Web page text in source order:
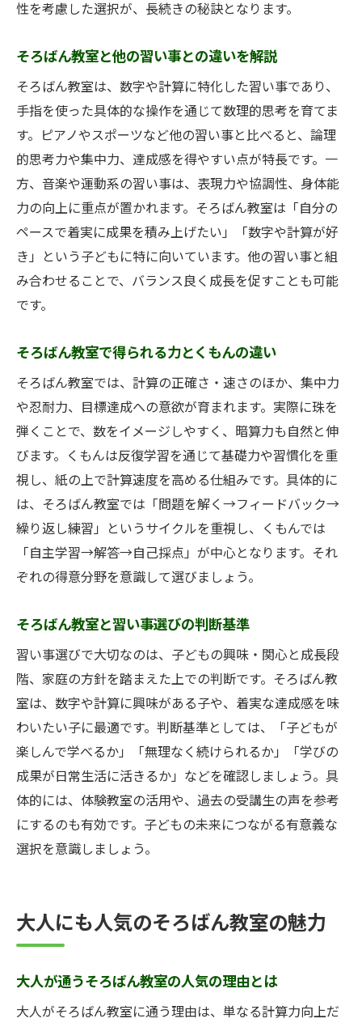
性を考慮した選択が、長続きの秘訣となります。
そろばん教室と他の習い事との違いを解説
そろばん教室は、数字や計算に特化した習い事であり、
手指を使った具体的な操作を通じて数理的思考を育てま
す。ピアノやスポーツなど他の習い事と比べると、論理
的思考力や集中力、達成感を得やすい点が特長です。一
方、音楽や運動系の習い事は、表現力や協調性、身体能
力の向上に重点が置かれます。そろばん教室は「自分の
ペースで着実に成果を積み上げたい」「数字や計算が好
き」という子どもに特に向いています。他の習い事と組
み合わせることで、バランス良く成長を促すことも可能
です。
そろばん教室で得られる力とくもんの違い
そろばん教室では、計算の正確さ・速さのほか、集中力
や忍耐力、目標達成への意欲が育まれます。実際に珠を
弾くことで、数をイメージしやすく、暗算力も自然と伸
びます。くもんは反復学習を通じて基礎力や習慣化を重
視し、紙の上で計算速度を高める仕組みです。具体的に
は、そろばん教室では「問題を解く→フィードバック→
繰り返し練習」というサイクルを重視し、くもんでは
「自主学習→解答→自己採点」が中心となります。それ
ぞれの得意分野を意識して選びましょう。
そろばん教室と習い事選びの判断基準
習い事選びで大切なのは、子どもの興味・関心と成長段
階、家庭の方針を踏まえた上での判断です。そろばん教
室は、数字や計算に興味がある子や、着実な達成感を味
わいたい子に最適です。判断基準としては、「子どもが
楽しんで学べるか」「無理なく続けられるか」「学びの
成果が日常生活に活きるか」などを確認しましょう。具
体的には、体験教室の活用や、過去の受講生の声を参考
にするのも有効です。子どもの未来につながる有意義な
選択を意識しましょう。
大人にも人気のそろばん教室の魅力
大人が通うそろばん教室の人気の理由とは
大人がそろばん教室に通う理由は、単なる計算力向上だ